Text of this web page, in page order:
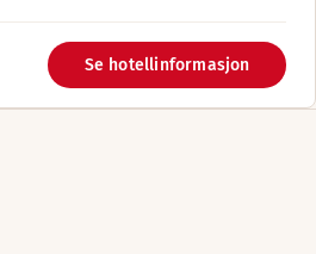
Se hotellinformasjon